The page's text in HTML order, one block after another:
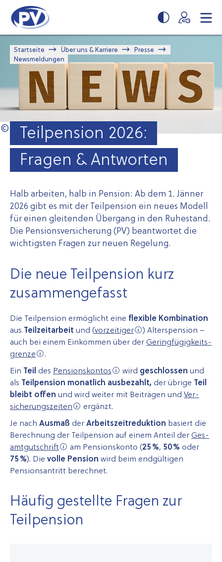
Seiteninhalt
springen
Navigation
springen
Startseite Über uns & Karriere
Presse
Newsmeldungen
Teilpension 2026:
Fragen & Antworten
Halb arbeiten, halb in Pension: Ab dem 1. Jänner
2026 gibt es mit der Teilpension ein neues Modell
für einen gleitenden Übergang in den Ruhestand.
Die Pensionsversicherung (PV) beantwortet die
wichtigsten Fragen zur neuen Regelung.
Die neue Teilpension kurz
zusammengefasst
Die Teilpension ermöglicht eine flexible Kombination
aus Teilzeitarbeit und (vorzeitiger
) Alterspension –
auch bei einem Einkommen über derGering­fügig­keits­
grenze
.
Ein Teil des Pensionskontos wird geschlossen und
als Teilpension monatlich ausbezahlt, der übrige Teil
bleibt offen und wird weiter mit Beiträgen und Ver­
sicher­ungs­zeiten
ergänzt.
Je nach Ausmaß derArbeitszeitreduktion basiert die
Berechnung der Teilpension auf einem Anteil derGes­
amt­gut­schrift
am Pensionskonto (25 %, 50 % oder
75 %). Die volle Pension wird beim endgültigen
Pensionsantritt berechnet.
Häufig gestellte Fragen zur
Teilpension